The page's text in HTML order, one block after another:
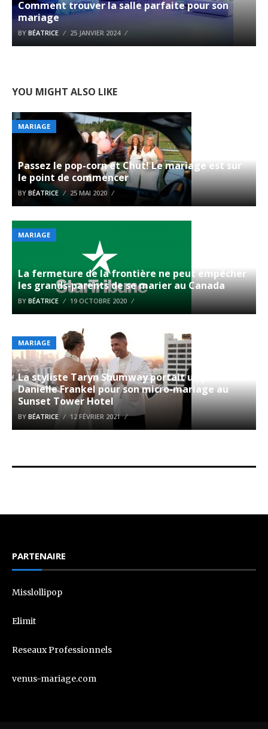
Comment trouver la salle parfaite pour son
mariage
BY BÉATRICE 25 JANVIER 2024
YOU MIGHT ALSO LIKE
MARIAGE
Passez le pop-corn et Chut! Le mariage est sur
le point de commencer
BY BÉATRICE 25 MAI 2020
MARIAGE
La fermeture de la frontière ne peut empêcher
les grands-parents de se marier au Canada
BY BÉATRICE 19 OCTOBRE 2020
MARIAGE
La styliste Taryn Shumway portait un pantalon
Danielle Frankel pour son micro-mariage au
Sunset Tower Hotel
BY BÉATRICE 12 FÉVRIER 2021
PARTENAIRE
Misslollipop
Elimit
Reseaux Professionnels
venus-mariage.com